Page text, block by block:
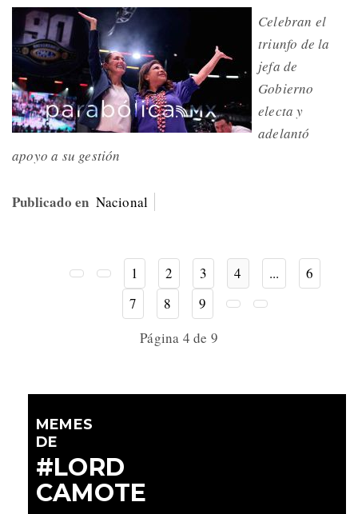
Celebran el
triunfo de la
jefa de
Gobierno
electa y
adelantó
apoyo a su gestión
Publicado en Nacional
1 2 3 4 ...
6
7
8
9
Página 4 de 9
MEMES
DE
#LORD
CAMOTE